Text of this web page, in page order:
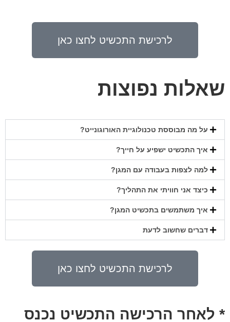
לרכישת התכשיט לחצו כאן
שאלות נפוצות
על מה מבוססת טכנולוגיית האורוגונייט?
איך התכשיט ישפיע על חייך?
למה לצפות בעבודה עם המגן?
כיצד אני חוויתי את התהליך?
איך משתמשים בתכשיט המגן?​
דברים שחשוב לדעת
לרכישת התכשיט לחצו כאן
* לאחר הרכישה התכשיט נכנס